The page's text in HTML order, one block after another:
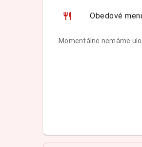
Obedové
Momentálne nemáme